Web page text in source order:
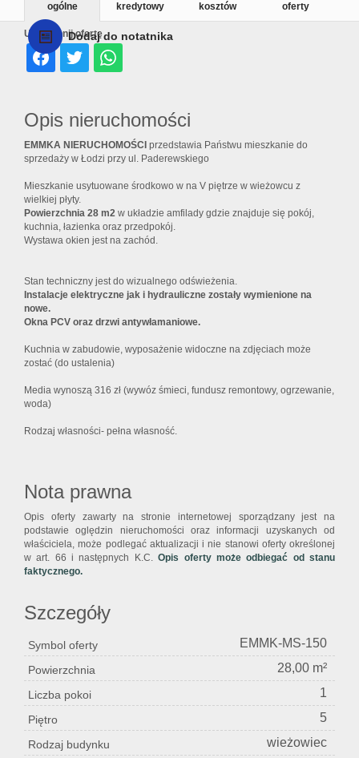
Dodaj do notatnika
Udostępnij ofertę
ogólne
kredytowy
kosztów
oferty
Opis nieruchomości
EMMKA NIERUCHOMOŚCI przedstawia Państwu mieszkanie do
sprzedaży w Łodzi przy ul. Paderewskiego
Mieszkanie usytuowane środkowo w na V piętrze w wieżowcu z
wielkiej płyty.
Powierzchnia 28 m2 w układzie amfilady gdzie znajduje się pokój,
kuchnia, łazienka oraz przedpokój.
Wystawa okien jest na zachód.
Stan techniczny jest do wizualnego odświeżenia.
Instalacje elektryczne jak i hydrauliczne zostały wymienione na
nowe.
Okna PCV oraz drzwi antywłamaniowe.
Kuchnia w zabudowie, wyposażenie widoczne na zdjęciach może
zostać (do ustalenia)
Media wynoszą 316 zł (wywóz śmieci, fundusz remontowy, ogrzewanie,
woda)
Rodzaj własności- pełna własność.
Nota prawna
Opis oferty zawarty na stronie internetowej sporządzany jest na
podstawie oględzin nieruchomości oraz informacji uzyskanych od
właściciela, może podlegać aktualizacji i nie stanowi oferty określonej
w art. 66 i następnych K.C.Opis oferty może odbiegać od stanu
faktycznego.
Szczegóły
Symbol oferty EMMK-MS-150
Powierzchnia 28,00 m²
Liczba pokoi 1
Piętro 5
Rodzaj budynku wieżowiec